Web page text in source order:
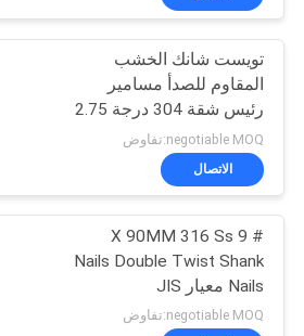
مسامير
9
تويست شانك الخشب
المقاوم للصدأ مسامير
رئيس شقة 304 درجة 2.75
× 50 مم
negotiable MOQ:تفاوض
الاتصال
# 9 X 90MM 316 Ss
Nails Double Twist Shank
Nails معيار JIS
negotiable MOQ:تفاوض